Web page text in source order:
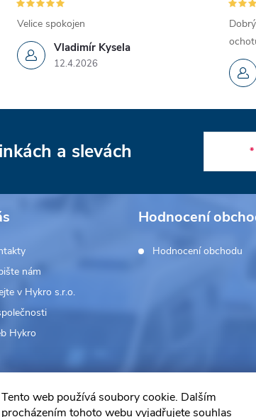
Tento web používá soubory cookie. Dalším
procházením tohoto webu vyjadřujete souhlas
Vladimír Kysela
12.4.2026
Velice spokojen
a slevách
nám
v Hykro s.r.o.
Hykro
Hodnocení
Hodnocení obchodu